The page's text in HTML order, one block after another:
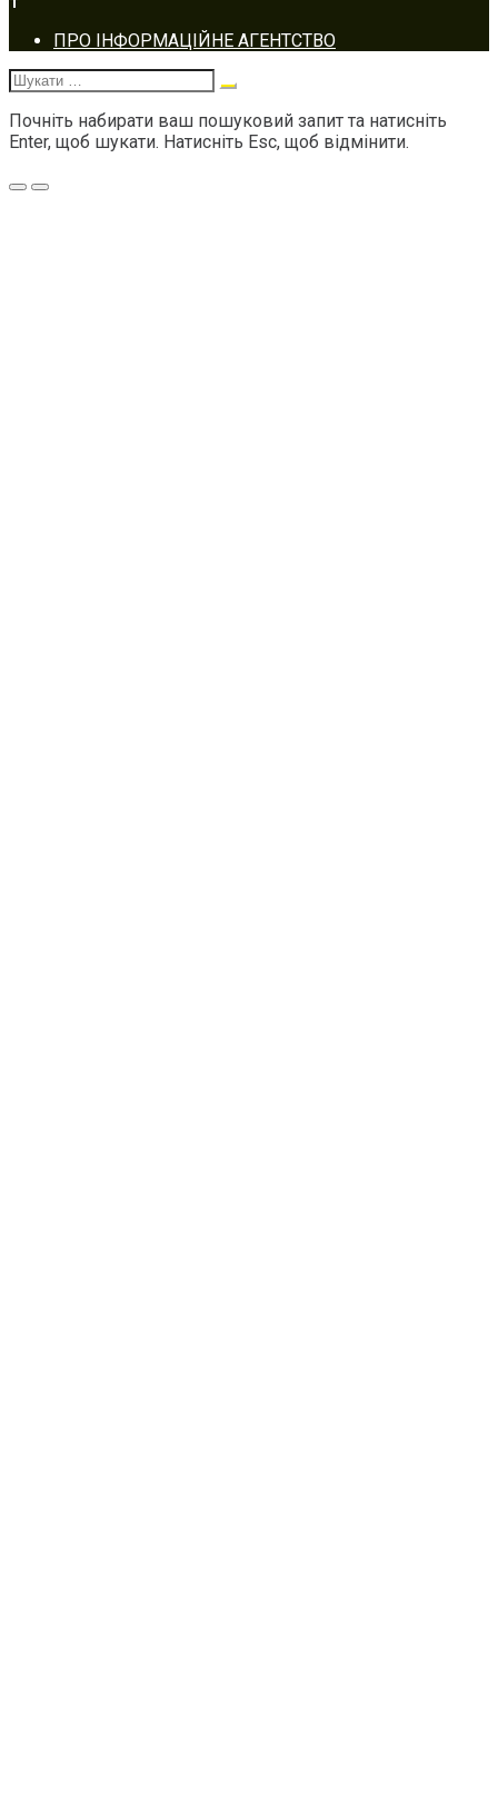
Footer
navigation
ПРО ІНФОРМАЦІЙНЕ АГЕНТСТВО
Шукати:
Почніть набирати ваш пошуковий запит та натисніть
Enter, щоб шукати. Натисніть Esc, щоб відмінити.
Меню